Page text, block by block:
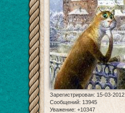
Зарегистрирован: 15-03-2012
Сообщений: 13945
Уважение: +10347